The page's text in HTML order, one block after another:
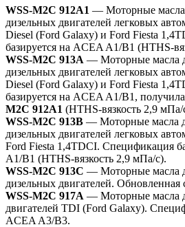
WSS-M2C 912A1 — Моторные масла
дизельных двигателей легковых
Diesel (Ford Galaxy) и Ford Fiesta
базируется на ACEA A1/B1 (HTHS-
WSS-M2C 913A — Моторные масла
дизельных двигателей легковых
Diesel (Ford Galaxy) и Ford Fiesta
базируется на ACEA A1/B1,
M2C 912A1 (HTHS-вязкость 2,9 мПа/
WSS-M2C 913B — Моторные масла
дизельных двигателей легковых
Ford Fiesta 1,4TDCI. Спецификация
A1/B1 (HTHS-вязкость 2,9 мПа/с).
WSS-M2C 913C — Моторные масла
дизельных двигателей. Обновленная
WSS-M2C 917A — Моторные масла
двигателей TDI (Ford Galaxy).
ACEA A3/B3.